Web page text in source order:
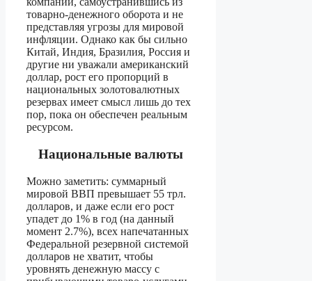
товарно-денежного оборота и не
представляя угрозы для мировой
инфляции. Однако как бы сильно
Китай, Индия, Бразилия, Россия и
другие ни уважали американский
доллар, рост его пропорций в
национальных золотовалютных
резервах имеет смысл лишь до тех
пор, пока он обеспечен реальным
ресурсом.
Национальные валюты
Можно заметить: суммарный
мировой ВВП превышает 55 трл.
долларов, и даже если его рост
упадет до 1% в год (на данный
момент 2.7%), всех напечатанных
Федеральной резервной системой
долларов не хватит, чтобы
уровнять денежную массу с